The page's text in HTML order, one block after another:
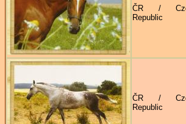
ČR /
Republic
ČR /
Republic